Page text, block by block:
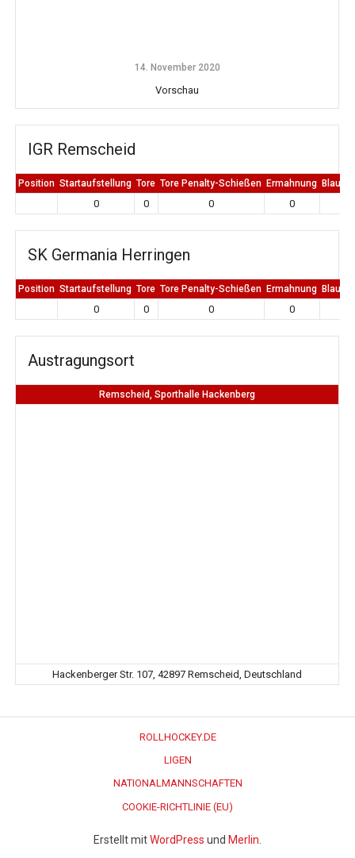
14. November 2020
Vorschau
IGR Remscheid
Position Startaufstellung Tore Tore Penalty-Schießen Ermahnung Blaue
0 0 0 0
SK Germania Herringen
Position Startaufstellung Tore Tore Penalty-Schießen Ermahnung Blaue
0 0 0 0
Austragungsort
Remscheid, Sporthalle Hackenberg
Hackenberger Str. 107, 42897 Remscheid, Deutschland
ROLLHOCKEY.DE
LIGEN
NATIONALMANNSCHAFTEN
COOKIE-RICHTLINIE (EU)
Erstellt mitWordPress und Merlin